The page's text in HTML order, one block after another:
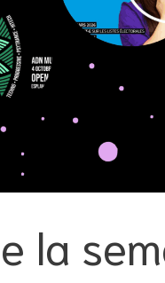
la